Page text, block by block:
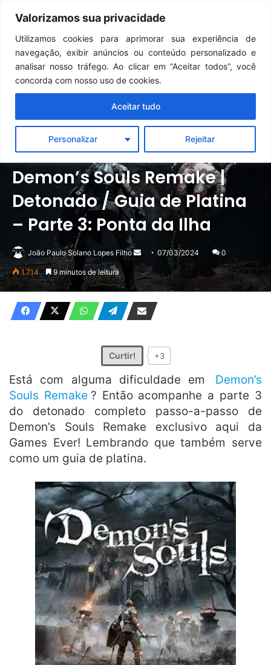
Valorizamos sua privacidade
Utilizamos cookies para aprimorar sua experiência de
navegação, exibir anúncios ou conteúdo personalizado e
analisar nosso tráfego. Ao clicar em “Aceitar todos”, você
concorda com nosso uso de cookies.
Personalizar Rejeitar
Aceitar tudo
Menu
Destaque Detonados PlayStation
Demon’s Souls Remake |
Detonado / Guia de Platina
– Parte 3: Ponta da Ilha
João Paulo Solano Lopes Filho
Mande
um
e-
07/03/2024 0
1.714 9 minutos de leitura
Curtir! +3
Está com alguma dificuldade em
Demon’s
Souls Remake ? Então acompanhe a parte 3
do detonado completo passo-a-passo de
Demon’s Souls Remake exclusivo aqui da
Games Ever! Lembrando que também serve
como um guia de platina.